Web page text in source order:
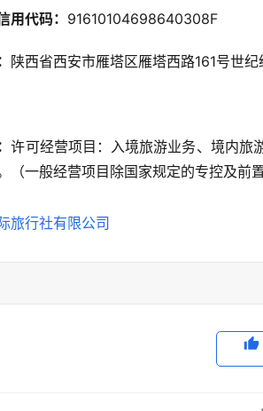
用代码： 91610104698640308F
陕西省西安市雁塔区雁塔西路161号世
许可经营项目：入境旅游业务、境内旅
（一般经营项目除国家规定的专控及前